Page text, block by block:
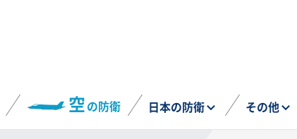
空の防衛 日本の防衛 その他